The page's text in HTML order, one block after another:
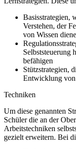
Basisstrategien,
Verstehen, der
von Wissen
Selbststeuerung
befähigen
Stützstrategien,
Entwicklung
Techniken
Um diese genannten
Schüler die an der
Arbeitstechniken
gezielt erweitern. Bei